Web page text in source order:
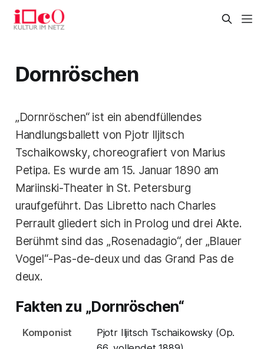
Dornröschen
„Dornröschen“ ist ein abendfüllendes
Handlungsballett von Pjotr Iljitsch
Tschaikowsky, choreografiert von Marius
Petipa. Es wurde am 15. Januar 1890 am
Mariinski-Theater in St. Petersburg
uraufgeführt. Das Libretto nach Charles
Perrault gliedert sich in Prolog und drei Akte.
Berühmt sind das „Rosenadagio“, der „Blauer
Vogel“-Pas-de-deux und das Grand Pas de
deux.
Fakten zu „Dornröschen“
Komponist
Pjotr Iljitsch Tschaikowsky (Op.